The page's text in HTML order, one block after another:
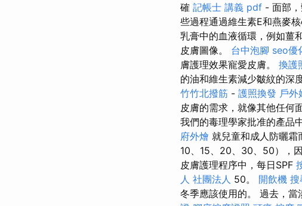
確 記帳士 講義 pdf - 面部
些過程通過維生素E和燕麥
乳膏中的血液循環，例如薑
皮膚圖像。 台中泡腳 seo優
膚護理效果寵愛皮膚。 換護
的油和維生素減少皺紋的深
竹竹北撥筋 - 護照換發 戶外
皮膚的需求，就像其他任何
我們的毒理學家批准的產品
府外燴 就兒童和成人防曬霜
10、15、20、30、50），
皮膚護理程序中，每日SPF
人 社團法人 50。 開飲機 搜
冬季應該使用的。 過去，當